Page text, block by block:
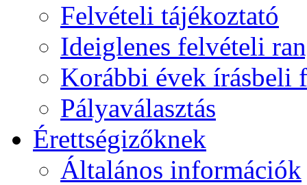
Felvételi tájékoztató
Ideiglenes felvételi
Korábbi évek írásbeli
Pályaválasztás
Érettségizőknek
Általános információk